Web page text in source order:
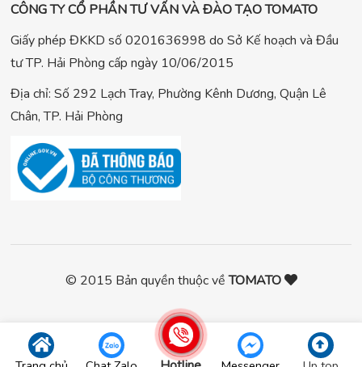
CÔNG TY CỔ PHẦN TƯ VẤN VÀ ĐÀO TẠO TOMATO
Giấy phép ĐKKD số 0201636998 do Sở Kế hoạch và Đầu
tư TP. Hải Phòng cấp ngày 10/06/2015
Địa chỉ: Số 292 Lạch Tray, Phường Kênh Dương, Quận Lê
Chân, TP. Hải Phòng
© 2015 Bản quyền thuộc vềTOMATO